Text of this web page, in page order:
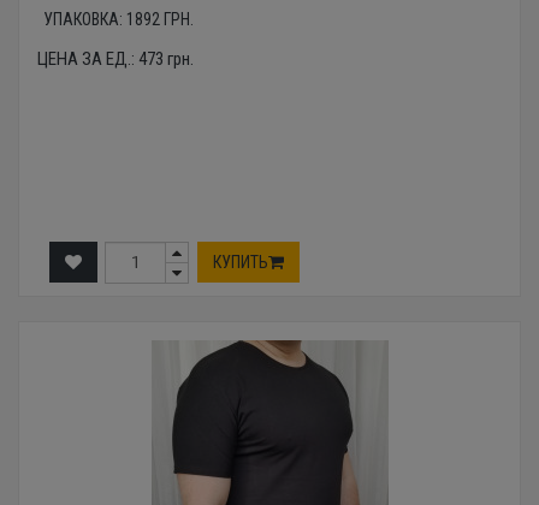
УПАКОВКА: 1892 ГРН.
ЦЕНА ЗА ЕД.: 473 грн.
КУПИТЬ